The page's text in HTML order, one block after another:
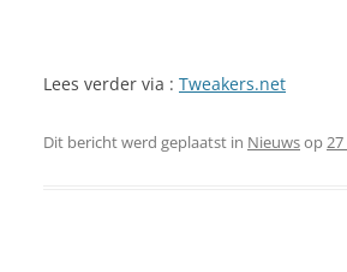
Lees verder via : Tweakers.net
Dit bericht werd geplaatst in Nieuwsop